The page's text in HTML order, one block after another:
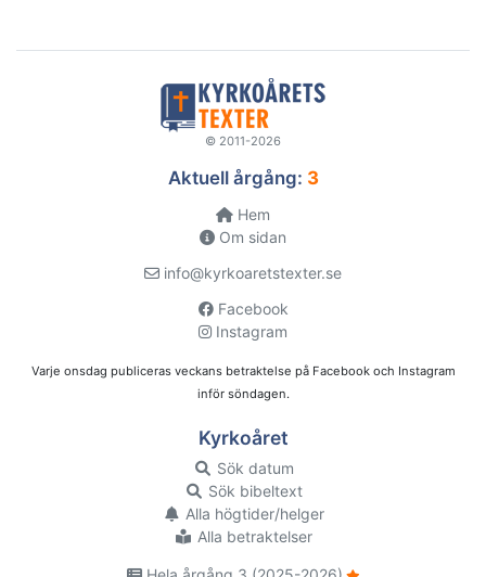
© 2011-2026
Aktuell årgång: 3
Hem
Om sidan
info@kyrkoaretstexter.se
Facebook
Instagram
Varje onsdag publiceras veckans betraktelse på Facebook och Instagram
inför söndagen.
Kyrkoåret
Sök datum
Sök bibeltext
Alla högtider/helger
Alla betraktelser